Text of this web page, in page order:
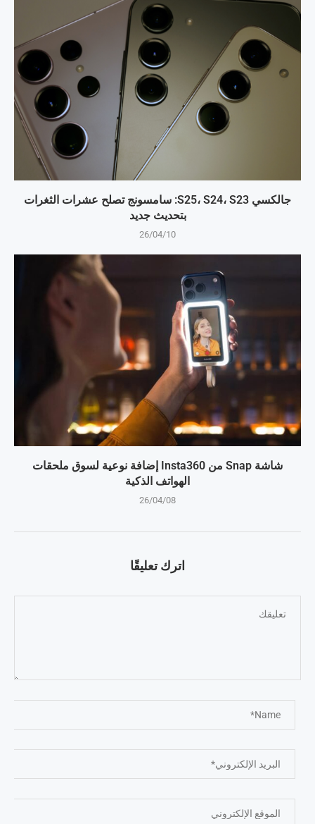
جالكسي S25، S24، S23: سامسونج تصلح عشرات الثغرات
بتحديث جديد
26/04/10
شاشة Snap من Insta360 إضافة نوعية لسوق ملحقات
الهواتف الذكية
26/04/08
اترك تعليقًا